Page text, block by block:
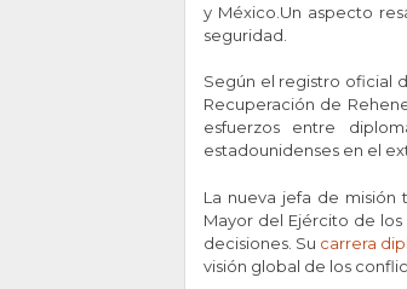
y México.Un aspecto
seguridad.
Según el registro oficial
Recuperación de
esfuerzos entre
estadounidenses en el
La nueva jefa de misión
Mayor del Ejército de
decisiones. Su carrera
visión global de los